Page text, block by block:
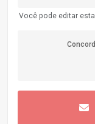
Você pode editar